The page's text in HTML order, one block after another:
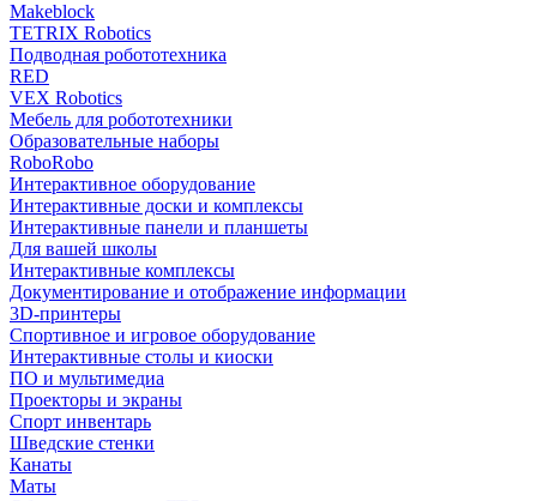
Makeblock
TETRIX Robotics
Подводная робототехника
RED
VEX Robotics
Мебель для робототехники
Образовательные наборы
RoboRobo
Интерактивное оборудование
Интерактивные доски и комплексы
Интерактивные панели и планшеты
Для вашей школы
Интерактивные комплексы
Документирование и отображение информации
3D-принтеры
Спортивное и игровое оборудование
Интерактивные столы и киоски
ПО и мультимедиа
Проекторы и экраны
Спорт инвентарь
Шведские стенки
Канаты
Маты